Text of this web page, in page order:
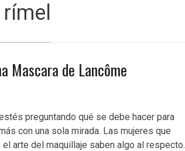
Mascara de Lancôme
preguntando qué se debe hacer para
con una sola mirada. Las mujeres que
arte del maquillaje saben algo al respecto.